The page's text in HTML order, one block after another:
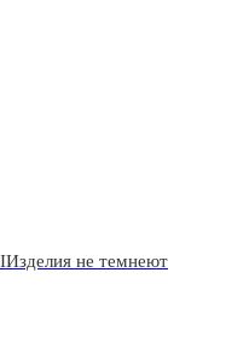
Изделия не темнеют